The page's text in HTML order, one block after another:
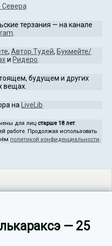
терзания — на канале
, Автор.Тудей, Букмейте/
и Ридеро
будущем и других
вещах.
на LiveLib
для лиц старше 18 лет.
работе. Продолжая использовать
политикой конфиденциальности.
— 25